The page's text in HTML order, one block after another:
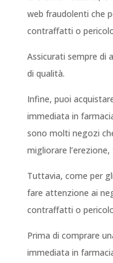
web fraudolenti che
contraffatti o
Assicurati sempre di
di qualità.
Infine, puoi
immediata in
sono molti negozi
migliorare
Tuttavia, come per
fare attenzione ai
contraffatti o
Prima di comprare
immediata in